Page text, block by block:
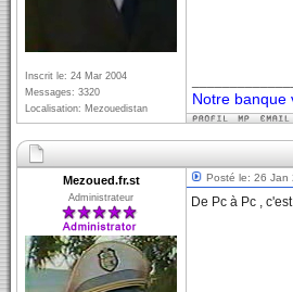
Inscrit le: 24 Mar 2004
Messages: 3320
Localisation: Mezouedistan
Notre banque
Mezoued.fr.st
Administrateur
Posté le: 26 Jan
De Pc à Pc ,